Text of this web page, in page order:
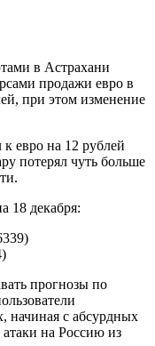
в Астрахани
продажи евро в
при этом изменение
евро на 12 рублей
потерял чуть больше
18 декабря:
прогнозы по
начиная с абсурдных
на Россию из